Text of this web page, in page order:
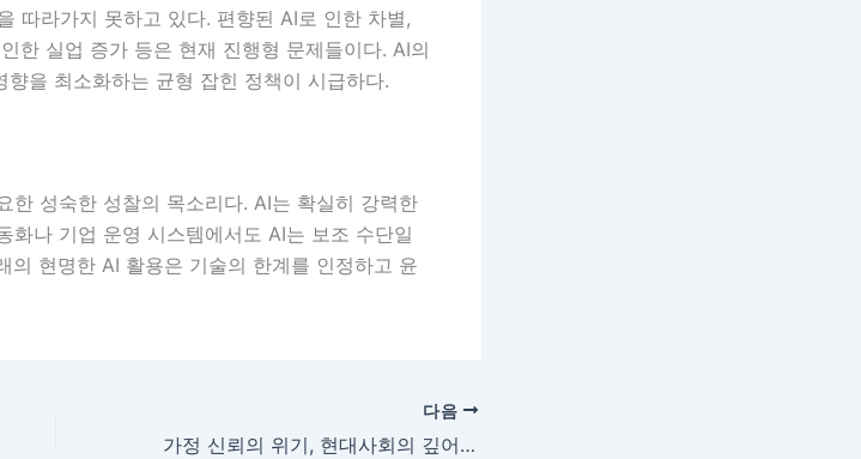
따라가지 못하고 있다. 편향된 AI로 인한 차별,
한 실업 증가 등은 현재 진행형 문제들이다. AI의
을 최소화하는 균형 잡힌 정책이 시급하다.
한 성숙한 성찰의 목소리다. AI는 확실히 강력한
화나 기업 운영 시스템에서도 AI는 보조 수단일
의 현명한 AI 활용은 기술의 한계를 인정하고 윤
다음
가정 신뢰의 위기, 현대사회의 깊어가는 균열